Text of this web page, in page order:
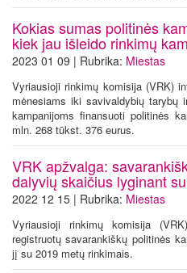
Kokias sumas politinės
kiek jau išleido rinkimų
2023 01 09 | Rubrika: Miestas
Vyriausioji rinkimų komisija (VRK)
mėnesiams iki savivaldybių tarybų
kampanijoms finansuoti politinės
mln. 268 tūkst. 376 eurus.
VRK apžvalga:
dalyvių skaičius lyginant
2022 12 15 | Rubrika: Miestas
Vyriausioji rinkimų komisija
registruotų savarankiškų politinės
jį su 2019 metų rinkimais.